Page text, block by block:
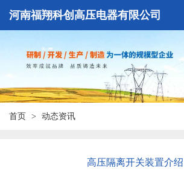
河南福翔科创高压电器有限公司
首页 动态资讯
高压隔离开关装置介绍